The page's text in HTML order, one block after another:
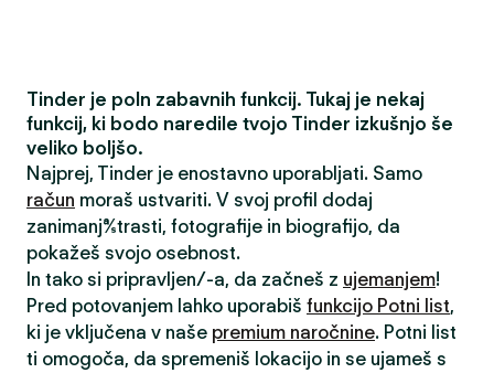
Tinder je poln zabavnih funkcij. Tukaj je nekaj
funkcij, ki bodo naredile tvojo Tinder izkušnjo še
veliko boljšo.
Najprej, Tinder je enostavno uporabljati. Samo
račun moraš ustvariti. V svoj profil dodaj
zanimanja/strasti, fotografije in biografijo, da
pokažeš svojo osebnost.
In tako si pripravljen/-a, da začneš z ujemanjem!
Pred potovanjem lahko uporabiš funkcijo Potni list,
ki je vključena v naše premium naročnine. Potni list
ti omogoča, da spremeniš lokacijo in se ujameš s